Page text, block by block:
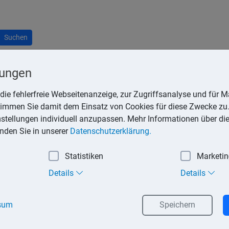
Suchen
durch Betriebsvermögensvergleich), muss bei Beginn
werden danach in Konten zergliedert und
korrespondieren die Soll-Seite mit der Aktiv-Seite der
Konten. Auf den aktiven Bestandskonten werden
fehlerfreie Webseitenanzeige, zur Zugriffsanalyse und für
Sie damit dem Einsatz von Cookies für diese Zwecke
individuell anzupassen. Mehr Informationen über
Sie in unserer Datenschutzerklärung.
Statistiken
Details Details
Speichern